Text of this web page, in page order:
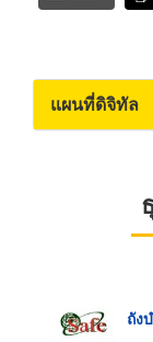
แผนที่ดิจิทัล
ถัง